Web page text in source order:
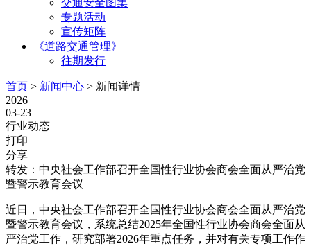
专题活动
宣传矩阵
《道路交通管理》
往期发行
首页 > 新闻中心 > 新闻详情
2026
03-23
行业动态
打印
分享
转发：中央社会工作部召开全国性行业协会商会全面从严治党
暨警示教育会议
近日，中央社会工作部召开全国性行业协会商会全面从严治党
暨警示教育会议，系统总结2025年全国性行业协会商会全面从
严治党工作，研究部署2026年重点任务，并对有关专项工作作